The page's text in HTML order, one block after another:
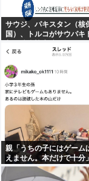
サウジ、パキスタン（核
国）、トルコがサウパキ
親「うちの子にはゲーム
えません。本だけで十